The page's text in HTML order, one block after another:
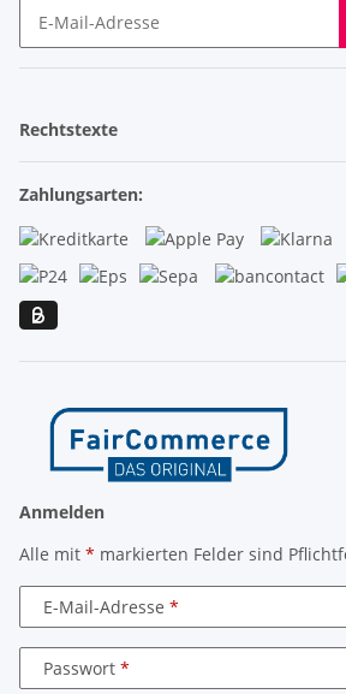
Rechtstexte
Zahlungsarten:
Anmelden
Alle mit * markierten Felder sind
E-Mail-Adresse
Passwort